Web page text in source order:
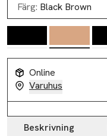
Färg: Black Brown
Online
Varuhus
Beskrivning